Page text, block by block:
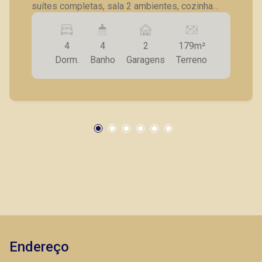
suítes completas, sala 2 ambientes, cozinha
americana; 3º piso c/ 1 suíte, sala de tv, varanda
gourmet, 2 vagas de garagem.
4
Dorm.
4
Banho
2
Garagens
179m²
Terreno
Endereço